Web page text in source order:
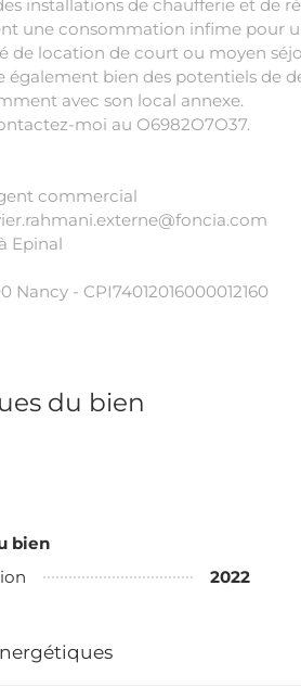
installations de chaufferie et de
une consommation infime pour
de location de court ou moyen
également bien des potentiels de
avec son local annexe.
moi au O6982O7O37.
commercial
Epinal
Nancy - CPI74012016000012160
du bien
bien
2022